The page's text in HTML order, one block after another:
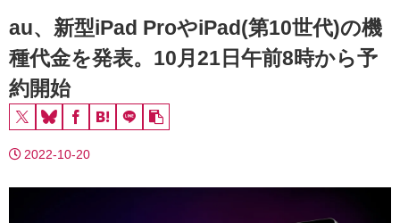
au、新型iPad ProやiPad(第10世代)の機
種代金を発表。10月21日午前8時から予
約開始
2022-10-20